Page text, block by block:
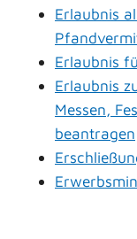
Erlaubnis
Erlaubnis
Erlaubnis
Messen,
beantragen